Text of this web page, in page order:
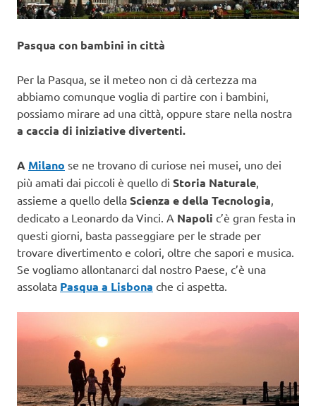
Pasqua con bambini in città
Per la Pasqua, se il meteo non ci dà certezza ma
abbiamo comunque voglia di partire con i bambini,
possiamo mirare ad una città, oppure stare nella nostra
a caccia di iniziative divertenti.
A Milano se ne trovano di curiose nei musei, uno dei
più amati dai piccoli è quello di Storia Naturale,
assieme a quello della Scienza e della Tecnologia,
dedicato a Leonardo da Vinci. A Napoli c’è gran festa in
questi giorni, basta passeggiare per le strade per
trovare divertimento e colori, oltre che sapori e musica.
Se vogliamo allontanarci dal nostro Paese, c’è una
assolata Pasqua a Lisbona che ci aspetta.